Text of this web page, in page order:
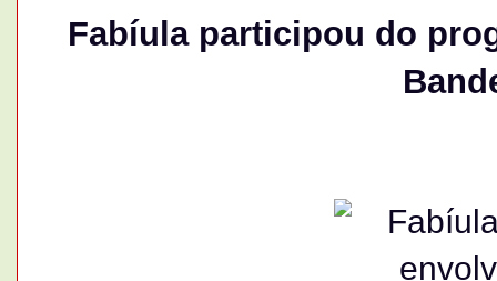
Fabíula participou do